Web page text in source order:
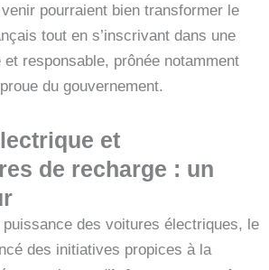
pourraient bien transformer le
tout en s’inscrivant dans une
responsable, prônée notamment
du gouvernement.
et
de recharge : un
des voitures électriques, le
des initiatives propices à la